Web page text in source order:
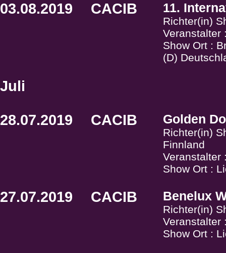
03.08.2019 CACIB 11.
Richter(in)
Veranstalter
Show Ort :
(D)
Juli
28.07.2019 CACIB Golden
Richter(in)
Finnland
Veranstalter
Show Ort :
27.07.2019 CACIB Benelux
Richter(in)
Veranstalter
Show Ort :